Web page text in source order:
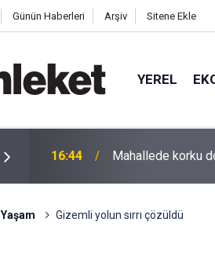
Günün Haberleri Arşiv Sitene Ekle
YEREL
16:44 Mahallede korku
Yaşam Gizemli yolun sırrı çözüldü